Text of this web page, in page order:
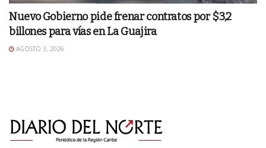
Nuevo Gobierno pide frenar contratos por $3,2
billones para vías en La Guajira
AGOSTO 3, 2026